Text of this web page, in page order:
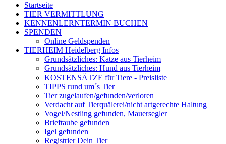
Startseite
TIER VERMITTLUNG
KENNENLERNTERMIN BUCHEN
SPENDEN
Online Geldspenden
TIERHEIM Heidelberg Infos
Grundsätzliches: Katze aus Tierheim
Grundsätzliches: Hund aus Tierheim
KOSTENSÄTZE für Tiere - Preisliste
TIPPS rund um´s Tier
Tier zugelaufen/gefunden/verloren
Verdacht auf Tierquälerei/nicht artgerechte Haltung
Vogel/Nestling gefunden, Mauersegler
Brieftaube gefunden
Igel gefunden
Registrier Dein Tier